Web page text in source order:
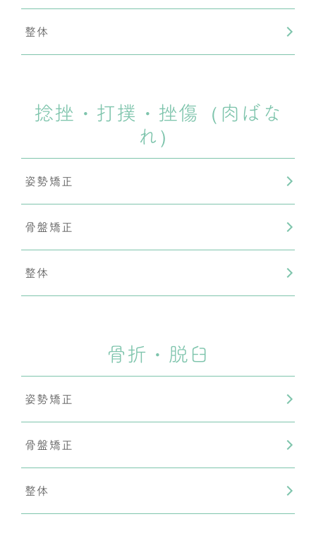
整体
捻挫・打撲・挫傷（肉ばな
れ）
姿勢矯正
骨盤矯正
整体
骨折・脱臼
姿勢矯正
骨盤矯正
整体